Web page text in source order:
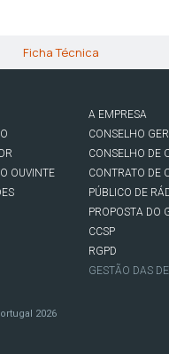
Ficha Técnica
OUVINTE
A EMPRESA
CONSELHO
CONSELHO DE
CONTRATO DE
PÚBLICO DE
PROPOSTA DO
CCSP
RGPD
GESTÃO DAS
2026